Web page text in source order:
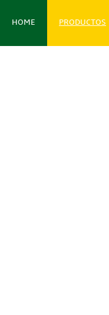
HOME PRODUCTOS